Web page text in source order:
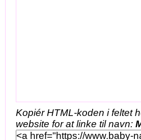
Kopiér HTML-koden i feltet
website for at linke til navn: